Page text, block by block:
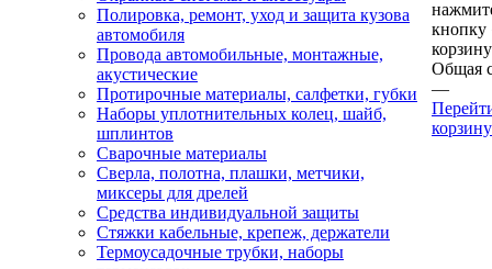
Полировка, ремонт, уход и защита кузова
автомобиля
Провода автомобильные, монтажные,
акустические
Протирочные материалы, салфетки, губки
Наборы уплотнительных колец, шайб,
шплинтов
Сварочные материалы
Сверла, полотна, плашки, метчики,
миксеры для дрелей
Средства индивидуальной защиты
Стяжки кабельные, крепеж, держатели
Термоусадочные трубки, наборы
кнопку
Общая
—
корзину